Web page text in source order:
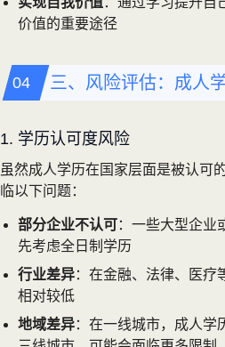
价值的重要途径
三、风险评估：成人
1. 学历认可度风险
虽然成人学历在国家层面是被认可
临以下问题：
部分企业不认可：一些大型企业
先考虑全日制学历
行业差异：在金融、法律、医疗
相对较低
地域差异：在一线城市，成人学